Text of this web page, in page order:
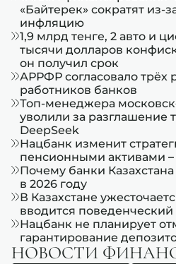
«Байтерек» сократят из-
инфляцию
1,9 млрд тенге, 2 авто и
тысячи долларов
он получил срок
АРРФР согласовало трёх
работников банков
Топ-менеджера
уволили за разглашение
DeepSeek
Нацбанк изменит
пенсионными активами
Почему банки
в 2026 году
В Казахстане
вводится
Нацбанк не планирует
гарантирование
НОВОСТИ